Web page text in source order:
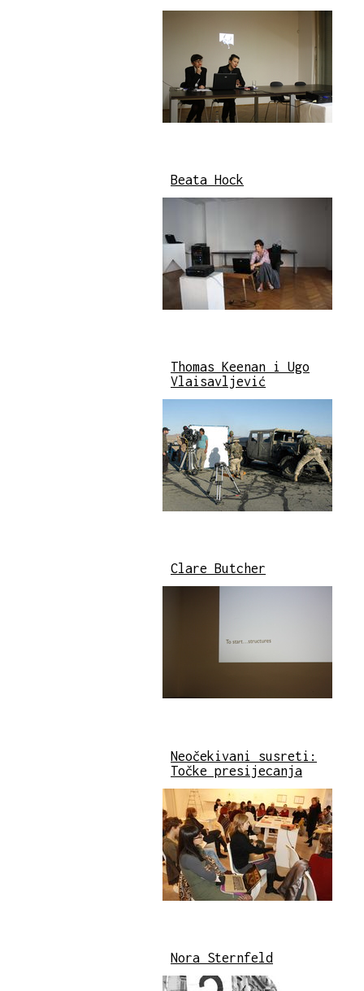
Beata Hock
Thomas Keenan i Ugo
Vlaisavljević
Clare Butcher
Neočekivani susreti:
Točke presijecanja
Nora Sternfeld